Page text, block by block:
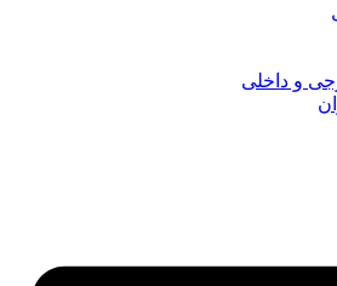
و داخلی